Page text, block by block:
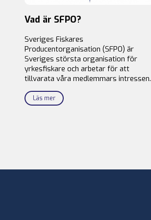
Vad är SFPO?
Sveriges Fiskares
Producentorganisation (SFPO) är
Sveriges största organisation för
yrkesfiskare och arbetar för att
tillvarata våra medlemmars intressen.
Läs mer